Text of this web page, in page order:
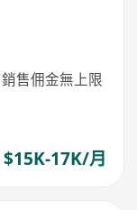
售佣金無上限
$15K-17K/月